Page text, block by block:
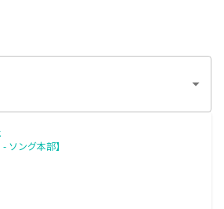
ソング本部】